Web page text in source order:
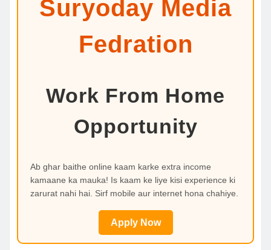
Suryoday Media
Fedration
Work From Home
Opportunity
Ab ghar baithe online kaam karke extra income
kamaane ka mauka! Is kaam ke liye kisi experience ki
zarurat nahi hai. Sirf mobile aur internet hona chahiye.
Apply Now